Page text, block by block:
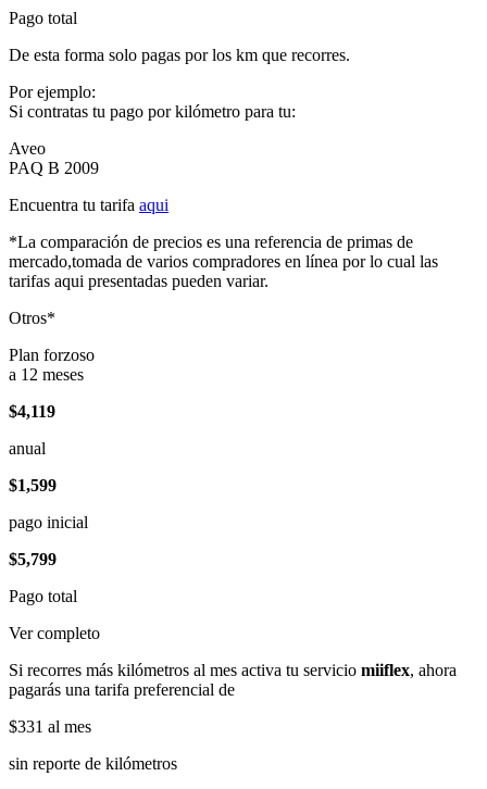
Pago total
De esta forma solo pagas por los km que recorres.
Por ejemplo:
Si contratas tu pago por kilómetro para tu:
Aveo
PAQ B 2009
Encuentra tu tarifa aqui
*La comparación de precios es una referencia de primas de
mercado,tomada de varios compradores en línea por lo cual las
tarifas aqui presentadas pueden variar.
Otros*
Plan forzoso
a 12 meses
$4,119
anual
$1,599
pago inicial
$5,799
Pago total
Ver completo
Si recorres más kilómetros al mes activa tu servicio miiflex, ahora
pagarás una tarifa preferencial de
$331 al mes
sin reporte de kilómetros